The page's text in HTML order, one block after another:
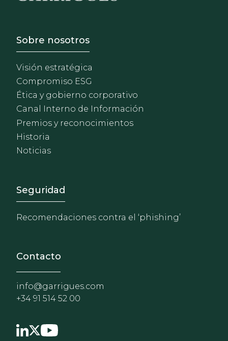
Footer - Sobre Nosotros
Sobre nosotros
Visión estratégica
Compromiso ESG
Ética y gobierno corporativo
Canal Interno de Información
Premios y reconocimientos
Historia
Noticias
Footer - Extranet y
Seguridad
Recomendaciones contra el ‘phishing’
Contacto
info@garrigues.com
+34 91 514 52 00